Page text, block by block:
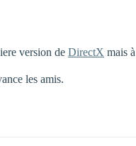
version de DirectX mais
les amis.